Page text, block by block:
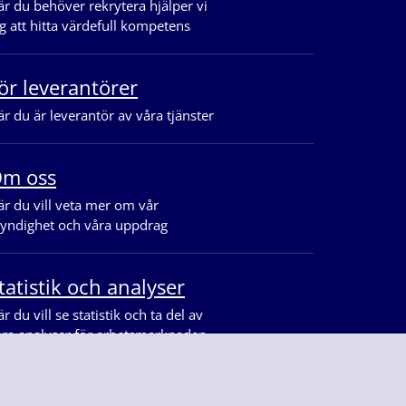
du behöver rekrytera hjälper vi
att hitta värdefull kompetens
leverantörer
du är leverantör av våra tjänster
oss
du vill veta mer om vår
och våra uppdrag
och analyser
du vill se statistik och ta del av
analyser för arbetsmarknaden